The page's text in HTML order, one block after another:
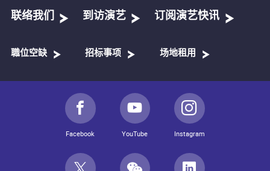
联络我们 到访演艺 订阅演艺快讯
職位空缺 招标事项 场地租用
Facebook YouTube Instagram